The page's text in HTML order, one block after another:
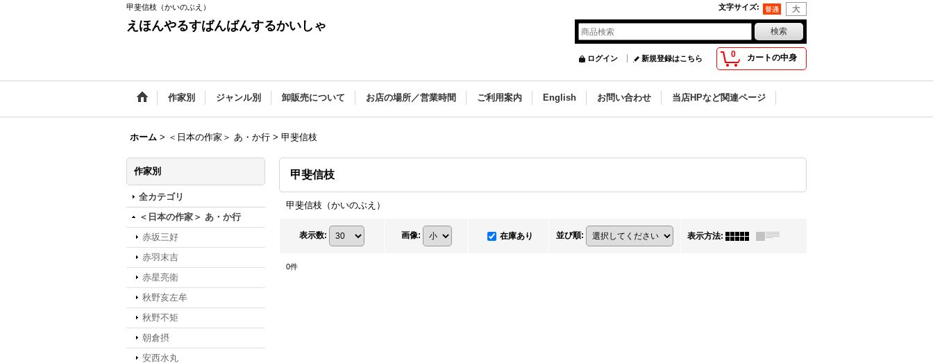
甲斐信枝（かいのぶえ） 文字サイズ:
えほんやるすばんばんするかいしゃ
0 カートの中身
ログイン 新規登録はこちら
作家別 ジャンル別 卸販売について お店の場所／営業時間 ご利用案内 English お問い合わせ 当店HPなど関連ページ
ホーム > ＜日本の作家＞ あ・か行 > 甲斐信枝
作家別
全カテゴリ
＜日本の作家＞ あ・か行
赤坂三好
赤羽末吉
赤星亮衛
秋野亥左牟
秋野不矩
朝倉摂
安西水丸
甲斐信枝
甲斐信枝（かいのぶえ）
表示数: 画像: 在庫あり 並び順: 表示方法:
0件